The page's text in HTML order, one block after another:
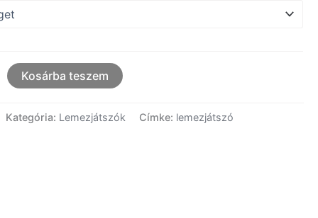
Kosárba teszem
Kategória: Lemezjátszók Címke: lemezjátszó